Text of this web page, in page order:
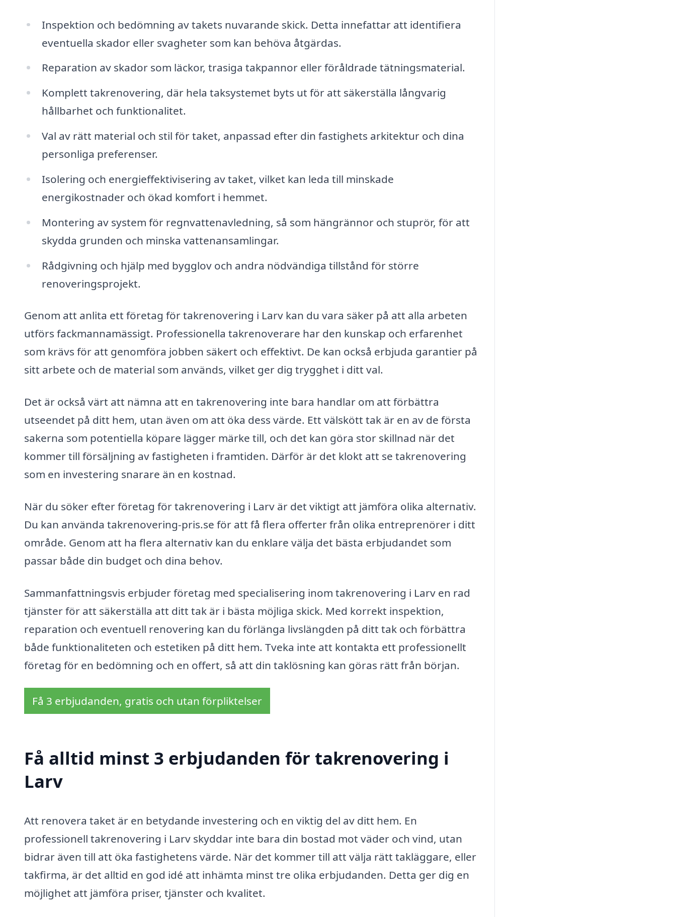
Inspektion och bedömning av takets nuvarande skick. Detta innefattar att identifiera
eventuella skador eller svagheter som kan behöva åtgärdas.
Reparation av skador som läckor, trasiga takpannor eller föråldrade tätningsmaterial.
Komplett takrenovering, där hela taksystemet byts ut för att säkerställa långvarig
hållbarhet och funktionalitet.
Val av rätt material och stil för taket, anpassad efter din fastighets arkitektur och dina
personliga preferenser.
Isolering och energieffektivisering av taket, vilket kan leda till minskade
energikostnader och ökad komfort i hemmet.
Montering av system för regnvattenavledning, så som hängrännor och stuprör, för att
skydda grunden och minska vattenansamlingar.
Rådgivning och hjälp med bygglov och andra nödvändiga tillstånd för större
renoveringsprojekt.
Genom att anlita ett företag för takrenovering i Larv kan du vara säker på att alla arbeten
utförs fackmannamässigt. Professionella takrenoverare har den kunskap och erfarenhet
som krävs för att genomföra jobben säkert och effektivt. De kan också erbjuda garantier på
sitt arbete och de material som används, vilket ger dig trygghet i ditt val.
Det är också värt att nämna att en takrenovering inte bara handlar om att förbättra
utseendet på ditt hem, utan även om att öka dess värde. Ett välskött tak är en av de första
sakerna som potentiella köpare lägger märke till, och det kan göra stor skillnad när det
kommer till försäljning av fastigheten i framtiden. Därför är det klokt att se takrenovering
som en investering snarare än en kostnad.
När du söker efter företag för takrenovering i Larv är det viktigt att jämföra olika alternativ.
Du kan använda takrenovering-pris.se för att få flera offerter från olika entreprenörer i ditt
område. Genom att ha flera alternativ kan du enklare välja det bästa erbjudandet som
passar både din budget och dina behov.
Sammanfattningsvis erbjuder företag med specialisering inom takrenovering i Larv en rad
tjänster för att säkerställa att ditt tak är i bästa möjliga skick. Med korrekt inspektion,
reparation och eventuell renovering kan du förlänga livslängden på ditt tak och förbättra
både funktionaliteten och estetiken på ditt hem. Tveka inte att kontakta ett professionellt
företag för en bedömning och en offert, så att din taklösning kan göras rätt från början.
Få 3 erbjudanden, gratis och utan förpliktelser
Få alltid minst 3 erbjudanden för takrenovering i
Larv
Att renovera taket är en betydande investering och en viktig del av ditt hem. En
professionell takrenovering i Larv skyddar inte bara din bostad mot väder och vind, utan
bidrar även till att öka fastighetens värde. När det kommer till att välja rätt takläggare, eller
takfirma, är det alltid en god idé att inhämta minst tre olika erbjudanden. Detta ger dig en
möjlighet att jämföra priser, tjänster och kvalitet.